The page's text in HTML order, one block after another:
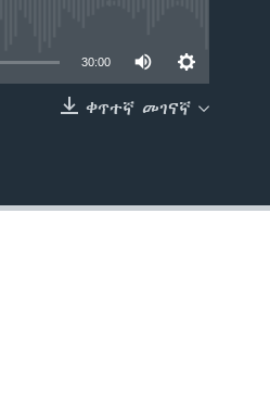
30:00
ቀጥተኛ መገናኛ